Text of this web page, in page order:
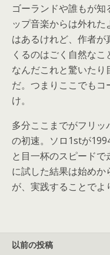
ゴーランドや誰もが
ップ音楽からは外れ
はあるけれど、作者
くるのはごく自然な
なんだこれと驚いた
だ。つまりここでも
け。
多分ここまでがフリ
の初速。ソロ1stが
と目一杯のスピード
に試した結果は始め
が、実践することでよ
以前の投稿